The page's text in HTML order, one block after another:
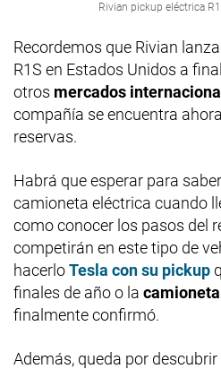
Rivian pickup eléctrica
Recordemos que Rivian
R1S en Estados Unidos a
otros mercados
compañía se encuentra
reservas.
Habrá que esperar para
camioneta eléctrica cuando
como conocer los pasos del
competirán en este tipo de
hacerloTesla con su pickup
finales de año o la
finalmente confirmó.
Además, queda por descubrir